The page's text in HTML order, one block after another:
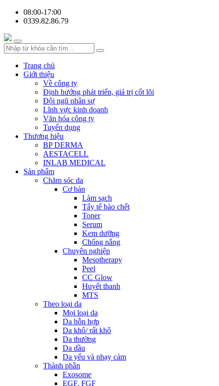
08:00-17:00
0339.82.86.79
Trang chủ
Giới thiệu
Về công ty
Định hướng phát triển, giá trị cốt lõi
Đội ngũ nhân sự
Lĩnh vực kinh doanh
Văn hóa công ty
Tuyển dụng
Thương hiệu
BP DERMA
AESTACELL
INLAB MEDICAL
Sản phẩm
Chăm sóc da
Cơ bản
Làm sạch
Tẩy tế bào chết
Toner
Serum
Kem dưỡng
Chống nắng
Chuyên nghiệp
Mesotherapy
Peel
CC Glow
Huyết thanh
MTS
Theo loại da
Mọi loại da
Da hỗn hợp
Da khô/ rất khô
Da thường
Da dầu
Da yếu và nhạy cảm
Thành phần
Exosome
EGF, FGF